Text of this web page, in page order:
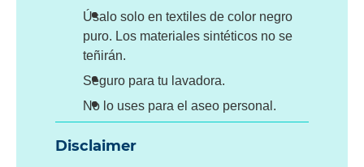
Úsalo solo en textiles de color negro
puro. Los materiales sintéticos no se
teñirán.
Seguro para tu lavadora.
No lo uses para el aseo personal.
Disclaimer